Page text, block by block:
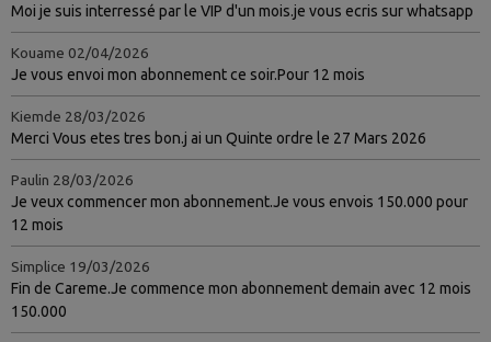
Moi je suis interressé par le VIP d'un mois.je vous ecris sur whatsapp
Kouame 02/04/2026
Je vous envoi mon abonnement ce soir.Pour 12 mois
Kiemde 28/03/2026
Merci Vous etes tres bon.j ai un Quinte ordre le 27 Mars 2026
Paulin 28/03/2026
Je veux commencer mon abonnement.Je vous envois 150.000 pour
12 mois
Simplice 19/03/2026
Fin de Careme.Je commence mon abonnement demain avec 12 mois
150.000